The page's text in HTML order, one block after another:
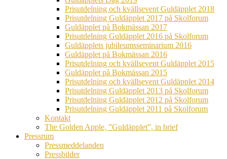
Prisutdelning och kvällsevent Guldäpplet 2018
Prisutdelning Guldäpplet 2017 på Skolforum
Guldäpplet på Bokmässan 2017
Prisutdelning Guldäpplet 2016 på Skolforum
Guldäpplets jubileumsseminarium 2016
Guldäpplet på Bokmässan 2016
Prisutdelning och kvällsevent Guldäpplet 2015
Guldäpplet på Bokmässan 2015
Prisutdelning och kvällsevent Guldäpplet 2014
Prisutdelning Guldäpplet 2013 på Skolforum
Prisutdelning Guldäpplet 2012 på Skolforum
Prisutdelning Guldäpplet 2011 på Skolforum
Kontakt
The Golden Apple, ”Guldäpplet”, in brief
Pressrum
Pressmeddelanden
Pressbilder